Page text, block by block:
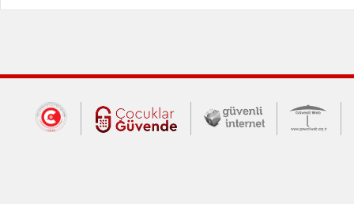
Dış Bağlantılar
Cumhurbaşkanlığı İletişim Merkezi
Çocuklar Güvende (yeni
Güvenli